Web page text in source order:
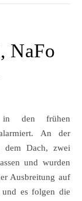
NaFo
An der
dem Dach, zwei
und wurden
Ausbreitung auf
es folgen die